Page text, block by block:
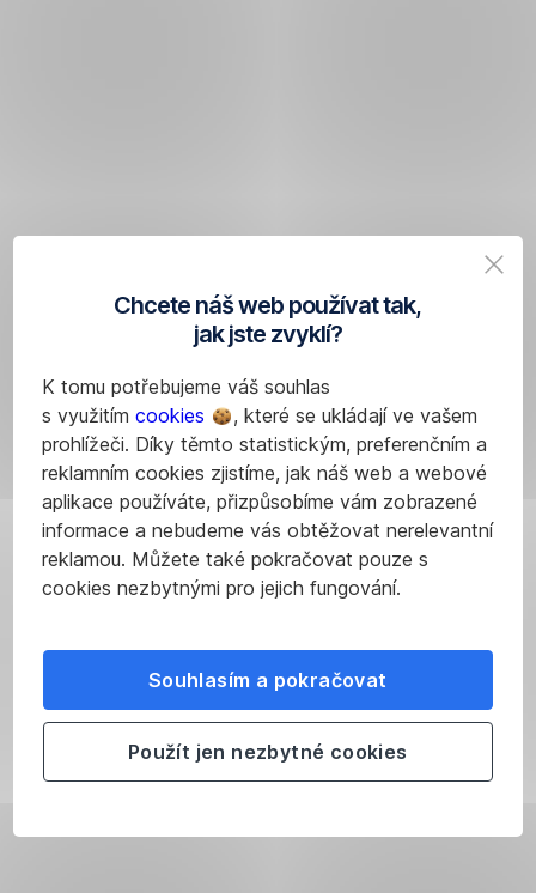
Chcete náš web používat tak,
jak jste zvyklí?
K tomu potřebujeme váš souhlas
s využitím cookies
, které se ukládají ve vašem
prohlížeči. Díky těmto statistickým, preferenčním a
reklamním cookies zjistíme, jak náš web a webové
aplikace používáte, přizpůsobíme vám zobrazené
informace a nebudeme vás obtěžovat nerelevantní
reklamou. Můžete také pokračovat pouze s
cookies nezbytnými pro jejich fungování.
Souhlasím a pokračovat
Použít jen nezbytné cookies